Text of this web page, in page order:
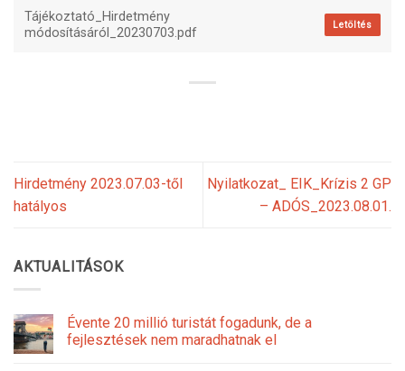
Tájékoztató_Hirdetmény
módosításáról_20230703.pdf
Letöltés
Hirdetmény 2023.07.03-től
hatályos
Nyilatkozat_ EIK_Krízis 2 GP
– ADÓS_2023.08.01.
AKTUALITÁSOK
Évente 20 millió turistát fogadunk, de a
fejlesztések nem maradhatnak el